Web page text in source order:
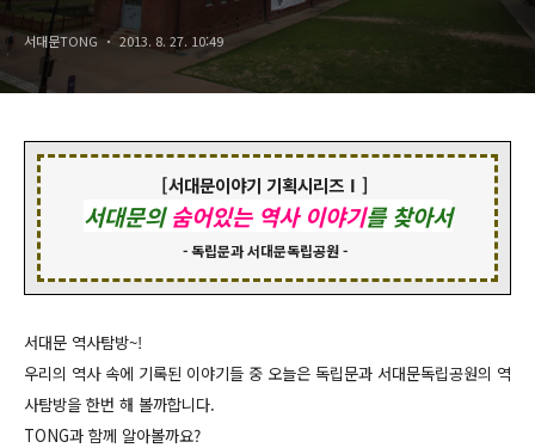
이야기를 찾아서 <독립문과
서대문독립공원>
서대문TONG 2013. 8. 27. 10:49
[서대문이야기 기획시리즈Ⅰ]
서대문의숨어있는 역사 이야기를 찾아서
- 독립문과 서대문독립공원 -
서대문 역사탐방~!
우리의 역사 속에 기록된 이야기들 중 오늘은 독립문과 서대문독립공원의 역
사탐방을 한번 해 볼까합니다.
TONG과 함께 알아볼까요?